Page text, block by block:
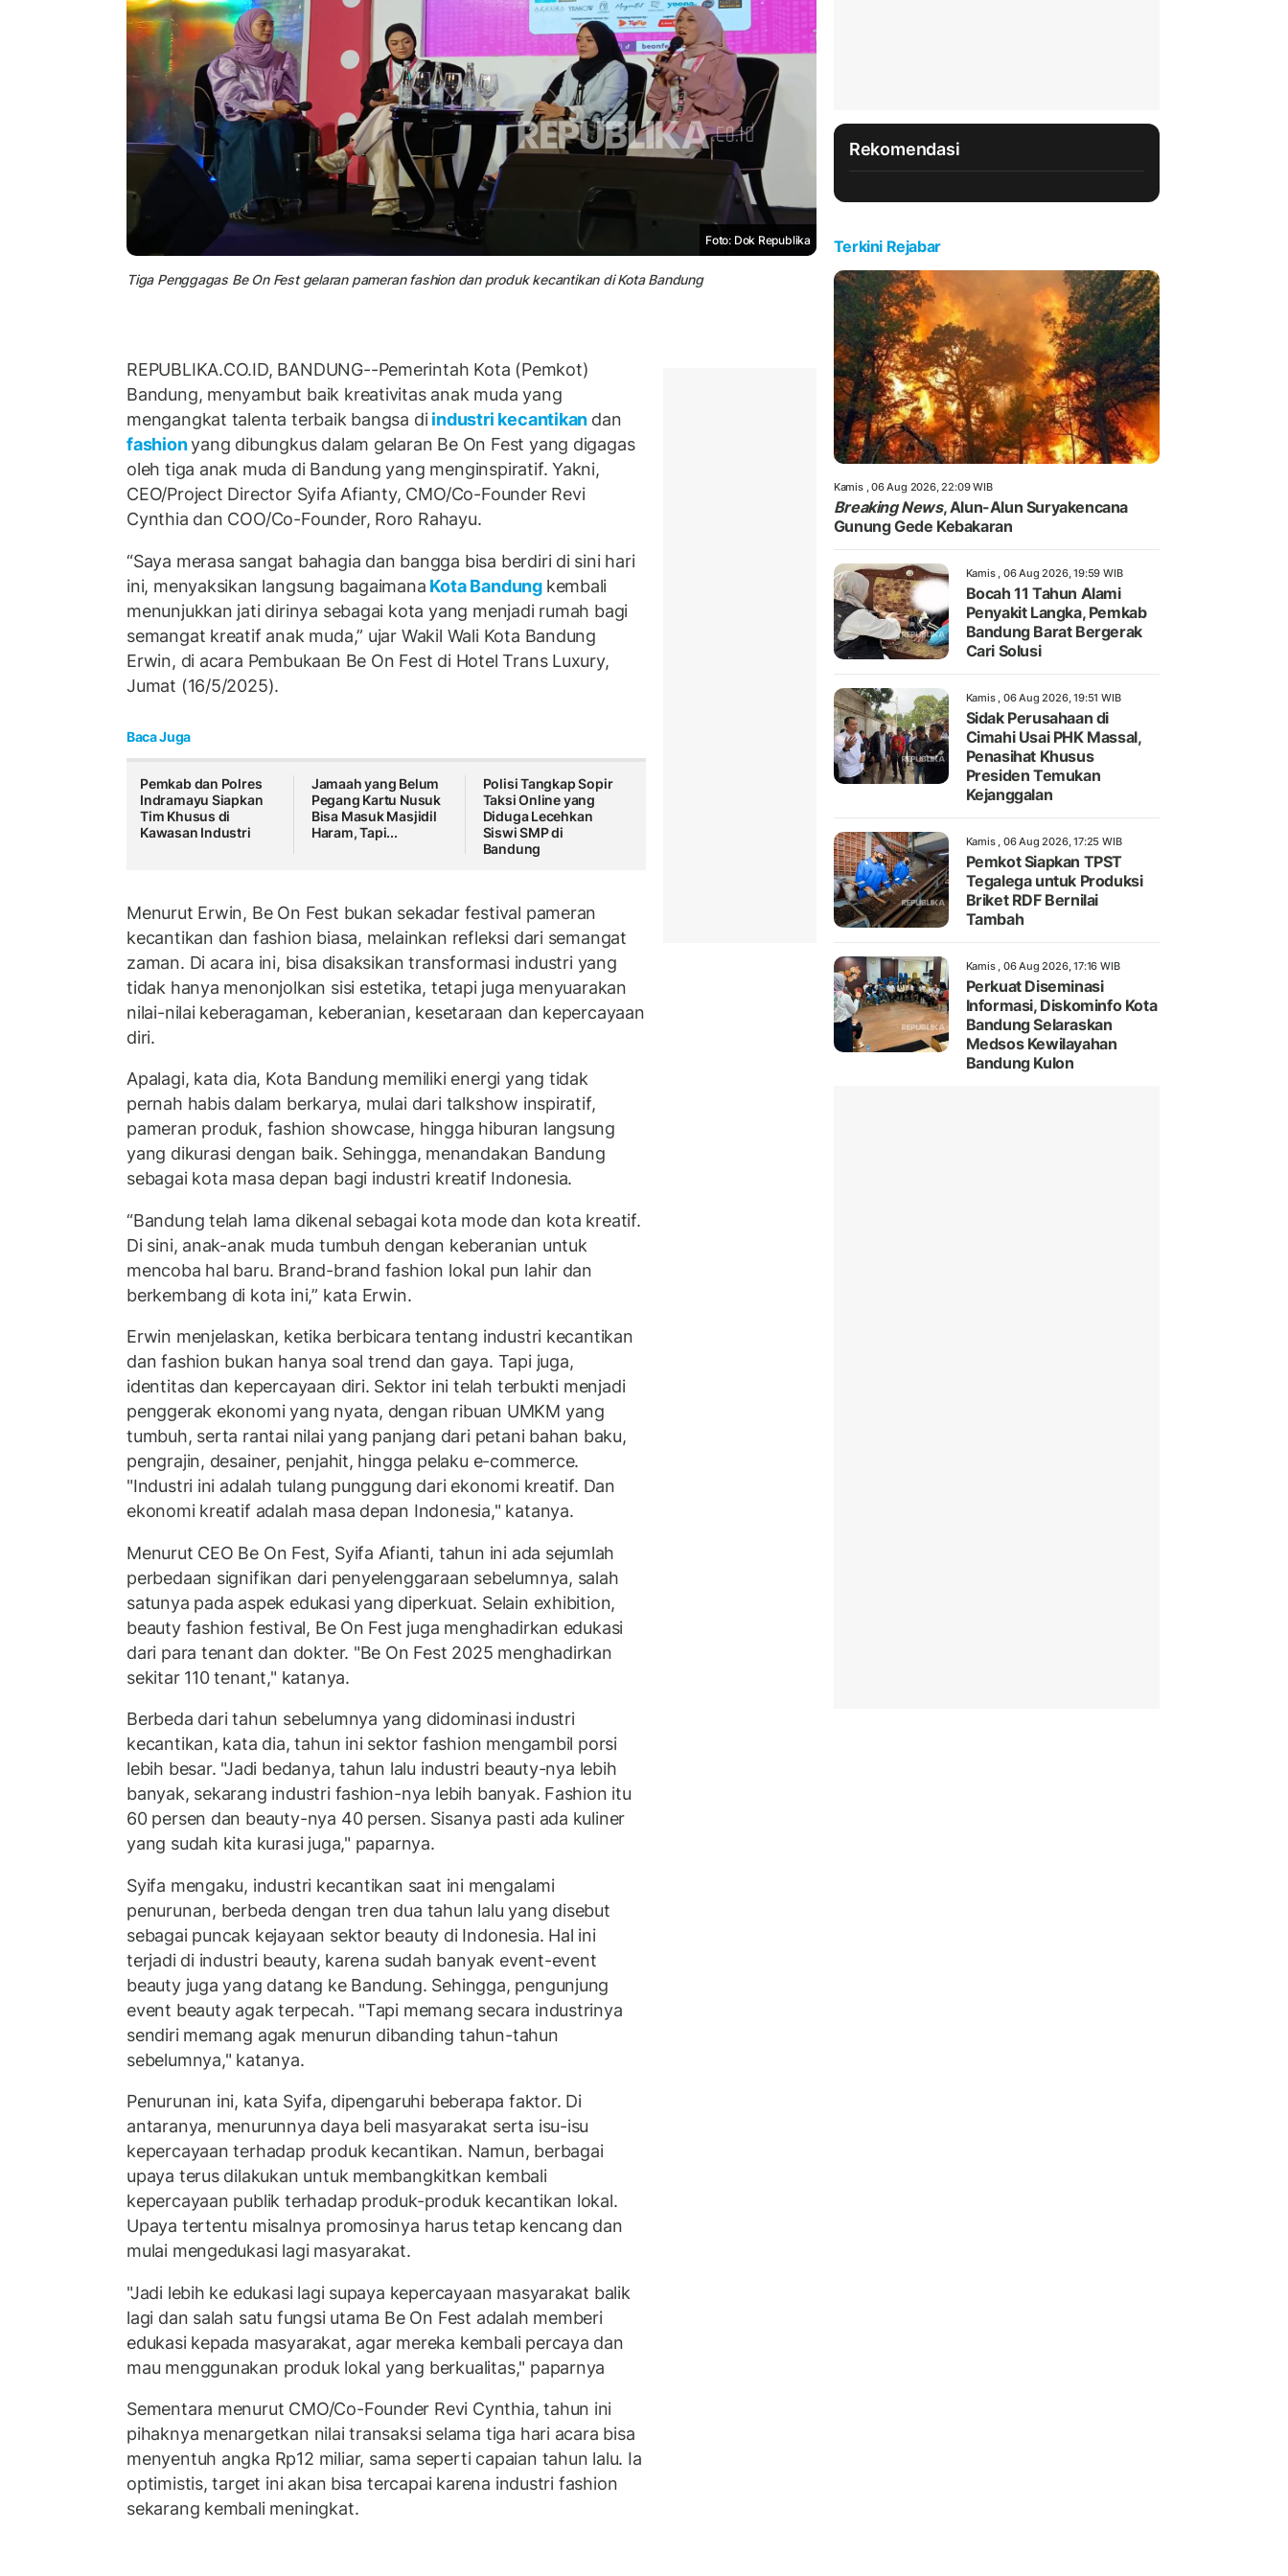
Foto: Dok Republika
Tiga Penggagas Be On Fest gelaran pameran fashion dan produk kecantikan di Kota Bandung
REPUBLIKA.CO.ID, BANDUNG--Pemerintah Kota (Pemkot)
Bandung, menyambut baik kreativitas anak muda yang
mengangkat talenta terbaik bangsa diindustri kecantikan dan
fashionyang dibungkus dalam gelaran Be On Fest yang digagas
oleh tiga anak muda di Bandung yang menginspiratif. Yakni,
CEO/Project Director Syifa Afianty, CMO/Co-Founder Revi
Cynthia dan COO/Co-Founder, Roro Rahayu.
“Saya merasa sangat bahagia dan bangga bisa berdiri di sini hari
ini, menyaksikan langsung bagaimana Kota Bandung kembali
menunjukkan jati dirinya sebagai kota yang menjadi rumah bagi
semangat kreatif anak muda,” ujar Wakil Wali Kota Bandung
Erwin, di acara Pembukaan Be On Fest di Hotel Trans Luxury,
Jumat (16/5/2025).
Baca Juga
Pemkab dan Polres
Indramayu Siapkan
Tim Khusus di
Kawasan Industri
Jamaah yang Belum
Pegang Kartu Nusuk
Bisa Masuk Masjidil
Haram, Tapi...
Polisi Tangkap Sopir
Taksi Online yang
Diduga Lecehkan
Siswi SMP di
Bandung
Menurut Erwin, Be On Fest bukan sekadar festival pameran
kecantikan dan fashion biasa, melainkan refleksi dari semangat
zaman. Di acara ini, bisa disaksikan transformasi industri yang
tidak hanya menonjolkan sisi estetika, tetapi juga menyuarakan
nilai-nilai keberagaman, keberanian, kesetaraan dan kepercayaan
diri.
Apalagi, kata dia, Kota Bandung memiliki energi yang tidak
pernah habis dalam berkarya, mulai dari talkshow inspiratif,
pameran produk, fashion showcase, hingga hiburan langsung
yang dikurasi dengan baik. Sehingga, menandakan Bandung
sebagai kota masa depan bagi industri kreatif Indonesia.
“Bandung telah lama dikenal sebagai kota mode dan kota kreatif.
Di sini, anak-anak muda tumbuh dengan keberanian untuk
mencoba hal baru. Brand-brand fashion lokal pun lahir dan
berkembang di kota ini,” kata Erwin.
Erwin menjelaskan, ketika berbicara tentang industri kecantikan
dan fashion bukan hanya soal trend dan gaya. Tapi juga,
identitas dan kepercayaan diri. Sektor ini telah terbukti menjadi
penggerak ekonomi yang nyata, dengan ribuan UMKM yang
tumbuh, serta rantai nilai yang panjang dari petani bahan baku,
pengrajin, desainer, penjahit, hingga pelaku e-commerce.
"Industri ini adalah tulang punggung dari ekonomi kreatif. Dan
ekonomi kreatif adalah masa depan Indonesia," katanya.
Menurut CEO Be On Fest, Syifa Afianti, tahun ini ada sejumlah
perbedaan signifikan dari penyelenggaraan sebelumnya, salah
satunya pada aspek edukasi yang diperkuat. Selain exhibition,
beauty fashion festival, Be On Fest juga menghadirkan edukasi
dari para tenant dan dokter. "Be On Fest 2025 menghadirkan
sekitar 110 tenant," katanya.
Berbeda dari tahun sebelumnya yang didominasi industri
kecantikan, kata dia, tahun ini sektor fashion mengambil porsi
lebih besar. "Jadi bedanya, tahun lalu industri beauty-nya lebih
banyak, sekarang industri fashion-nya lebih banyak. Fashion itu
60 persen dan beauty-nya 40 persen. Sisanya pasti ada kuliner
yang sudah kita kurasi juga," paparnya.
Syifa mengaku, industri kecantikan saat ini mengalami
penurunan, berbeda dengan tren dua tahun lalu yang disebut
sebagai puncak kejayaan sektor beauty di Indonesia. Hal ini
terjadi di industri beauty, karena sudah banyak event-event
beauty juga yang datang ke Bandung. Sehingga, pengunjung
event beauty agak terpecah. "Tapi memang secara industrinya
sendiri memang agak menurun dibanding tahun-tahun
sebelumnya," katanya.
Penurunan ini, kata Syifa, dipengaruhi beberapa faktor. Di
antaranya, menurunnya daya beli masyarakat serta isu-isu
kepercayaan terhadap produk kecantikan. Namun, berbagai
upaya terus dilakukan untuk membangkitkan kembali
kepercayaan publik terhadap produk-produk kecantikan lokal.
Upaya tertentu misalnya promosinya harus tetap kencang dan
mulai mengedukasi lagi masyarakat.
"Jadi lebih ke edukasi lagi supaya kepercayaan masyarakat balik
lagi dan salah satu fungsi utama Be On Fest adalah memberi
edukasi kepada masyarakat, agar mereka kembali percaya dan
mau menggunakan produk lokal yang berkualitas," paparnya
Sementara menurut CMO/Co-Founder Revi Cynthia, tahun ini
pihaknya menargetkan nilai transaksi selama tiga hari acara bisa
menyentuh angka Rp12 miliar, sama seperti capaian tahun lalu. Ia
optimistis, target ini akan bisa tercapai karena industri fashion
sekarang kembali meningkat.
Rekomendasi
Terkini Rejabar
Kamis , 06 Aug 2026, 22:09 WIB
Breaking News, Alun-Alun Suryakencana
Gunung Gede Kebakaran
Kamis , 06 Aug 2026, 19:59 WIB
Bocah 11 Tahun Alami
Penyakit Langka, Pemkab
Bandung Barat Bergerak
Cari Solusi
Kamis , 06 Aug 2026, 19:51 WIB
Sidak Perusahaan di
Cimahi Usai PHK Massal,
Penasihat Khusus
Presiden Temukan
Kejanggalan
Kamis , 06 Aug 2026, 17:25 WIB
Pemkot Siapkan TPST
Tegalega untuk Produksi
Briket RDF Bernilai
Tambah
Kamis , 06 Aug 2026, 17:16 WIB
Perkuat Diseminasi
Informasi, Diskominfo Kota
Bandung Selaraskan
Medsos Kewilayahan
Bandung Kulon